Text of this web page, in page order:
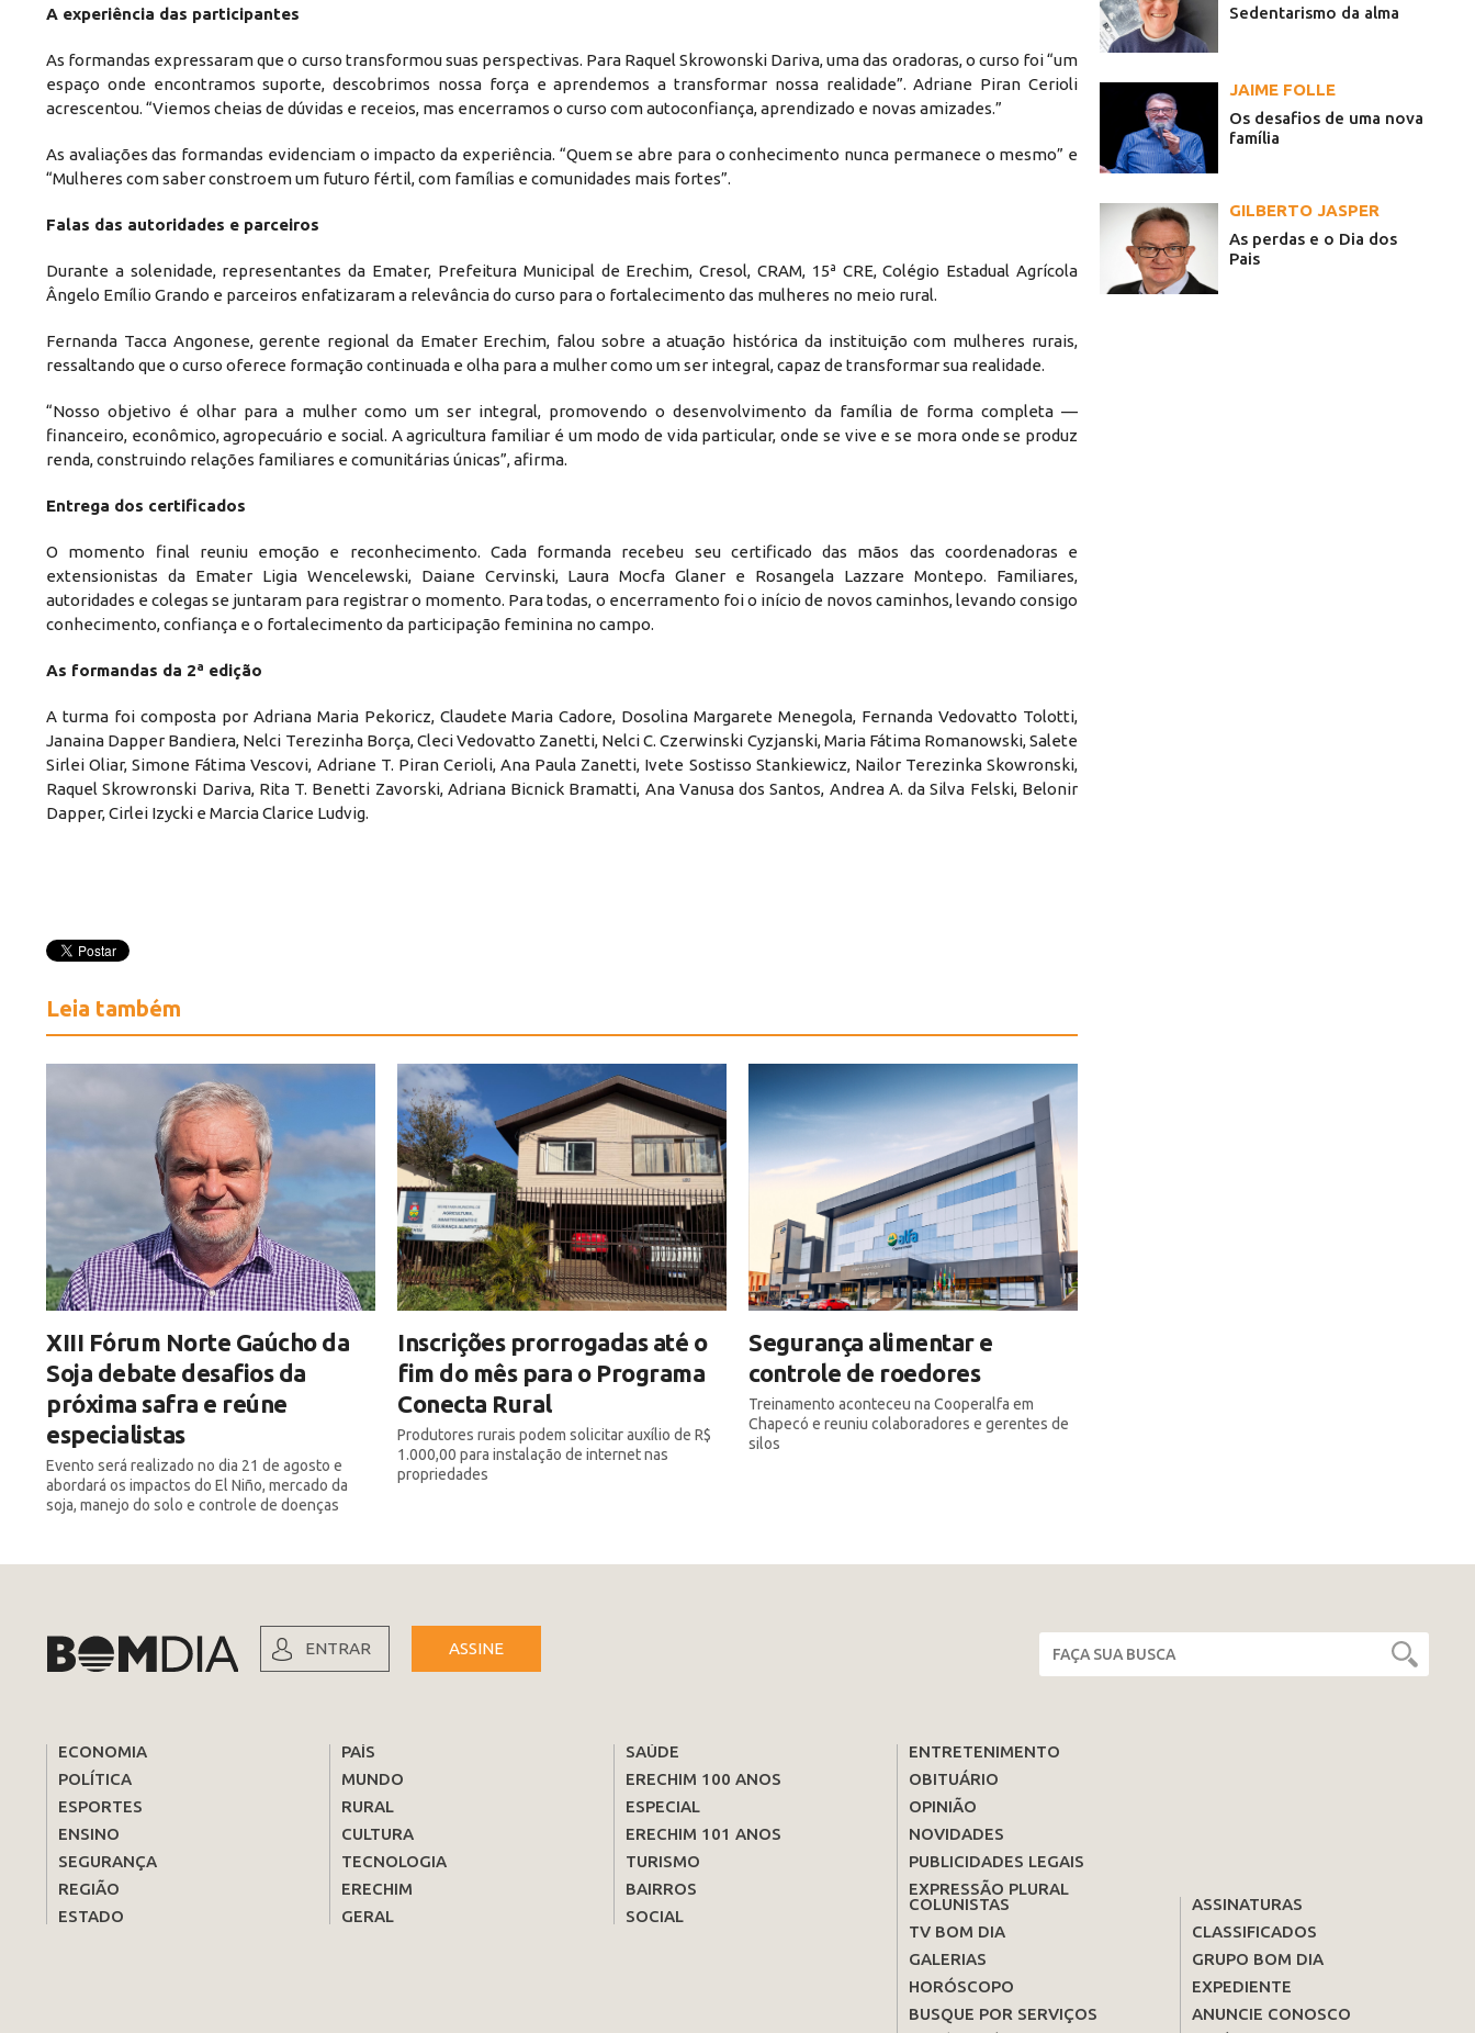
A experiência das participantes
As formandas expressaram que o curso transformou suas perspectivas. Para Raquel Skrowonski Dariva, uma das oradoras, o curso foi “um
espaço onde encontramos suporte, descobrimos nossa força e aprendemos a transformar nossa realidade”. Adriane Piran Cerioli
acrescentou. “Viemos cheias de dúvidas e receios, mas encerramos o curso com autoconfiança, aprendizado e novas amizades.”
As avaliações das formandas evidenciam o impacto da experiência. “Quem se abre para o conhecimento nunca permanece o mesmo” e
“Mulheres com saber constroem um futuro fértil, com famílias e comunidades mais fortes”.
Falas das autoridades e parceiros
Durante a solenidade, representantes da Emater, Prefeitura Municipal de Erechim, Cresol, CRAM, 15ª CRE, Colégio Estadual Agrícola
Ângelo Emílio Grando e parceiros enfatizaram a relevância do curso para o fortalecimento das mulheres no meio rural.
Fernanda Tacca Angonese, gerente regional da Emater Erechim, falou sobre a atuação histórica da instituição com mulheres rurais,
ressaltando que o curso oferece formação continuada e olha para a mulher como um ser integral, capaz de transformar sua realidade.
“Nosso objetivo é olhar para a mulher como um ser integral, promovendo o desenvolvimento da família de forma completa —
financeiro, econômico, agropecuário e social. A agricultura familiar é um modo de vida particular, onde se vive e se mora onde se produz
renda, construindo relações familiares e comunitárias únicas”, afirma.
Entrega dos certificados
O momento final reuniu emoção e reconhecimento. Cada formanda recebeu seu certificado das mãos das coordenadoras e
extensionistas da Emater Ligia Wencelewski, Daiane Cervinski, Laura Mocfa Glaner e Rosangela Lazzare Montepo. Familiares,
autoridades e colegas se juntaram para registrar o momento. Para todas, o encerramento foi o início de novos caminhos, levando consigo
conhecimento, confiança e o fortalecimento da participação feminina no campo.
As formandas da 2ª edição
A turma foi composta por Adriana Maria Pekoricz, Claudete Maria Cadore, Dosolina Margarete Menegola, Fernanda Vedovatto Tolotti,
Janaina Dapper Bandiera, Nelci Terezinha Borça, Cleci Vedovatto Zanetti, Nelci C. Czerwinski Cyzjanski, Maria Fátima Romanowski, Salete
Sirlei Oliar, Simone Fátima Vescovi, Adriane T. Piran Cerioli, Ana Paula Zanetti, Ivete Sostisso Stankiewicz, Nailor Terezinka Skowronski,
Raquel Skrowronski Dariva, Rita T. Benetti Zavorski, Adriana Bicnick Bramatti, Ana Vanusa dos Santos, Andrea A. da Silva Felski, Belonir
Dapper, Cirlei Izycki e Marcia Clarice Ludvig.
Leia também
XIII Fórum Norte Gaúcho da
Soja debate desafios da
próxima safra e reúne
especialistas
Evento será realizado no dia 21 de agosto e
abordará os impactos do El Niño, mercado da
soja, manejo do solo e controle de doenças
Inscrições prorrogadas até o
fim do mês para o Programa
Conecta Rural
Produtores rurais podem solicitar auxílio de R$
1.000,00 para instalação de internet nas
propriedades
Segurança alimentar e
controle de roedores
Treinamento aconteceu na Cooperalfa em
Chapecó e reuniu colaboradores e gerentes de
silos
Sedentarismo da alma
JAIME FOLLE
Os desafios de uma nova
família
GILBERTO JASPER
As perdas e o Dia dos
Pais
ENTRAR ASSINE
ECONOMIA
POLÍTICA
ESPORTES
ENSINO
SEGURANÇA
REGIÃO
ESTADO
PAÍS
MUNDO
RURAL
CULTURA
TECNOLOGIA
ERECHIM
GERAL
SAÚDE
ERECHIM 100 ANOS
ESPECIAL
ERECHIM 101 ANOS
TURISMO
BAIRROS
SOCIAL
ENTRETENIMENTO
OBITUÁRIO
OPINIÃO
NOVIDADES
PUBLICIDADES LEGAIS
EXPRESSÃO PLURAL
COLUNISTAS
TV BOM DIA
GALERIAS
HORÓSCOPO
BUSQUE POR SERVIÇOS
ASSINATURAS
CLASSIFICADOS
GRUPO BOM DIA
EXPEDIENTE
ANUNCIE CONOSCO